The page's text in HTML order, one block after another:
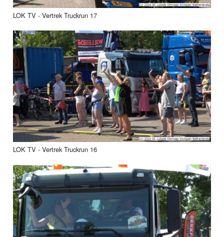
LOK TV - Vertrek Truckrun 17
LOK TV - Vertrek Truckrun 16